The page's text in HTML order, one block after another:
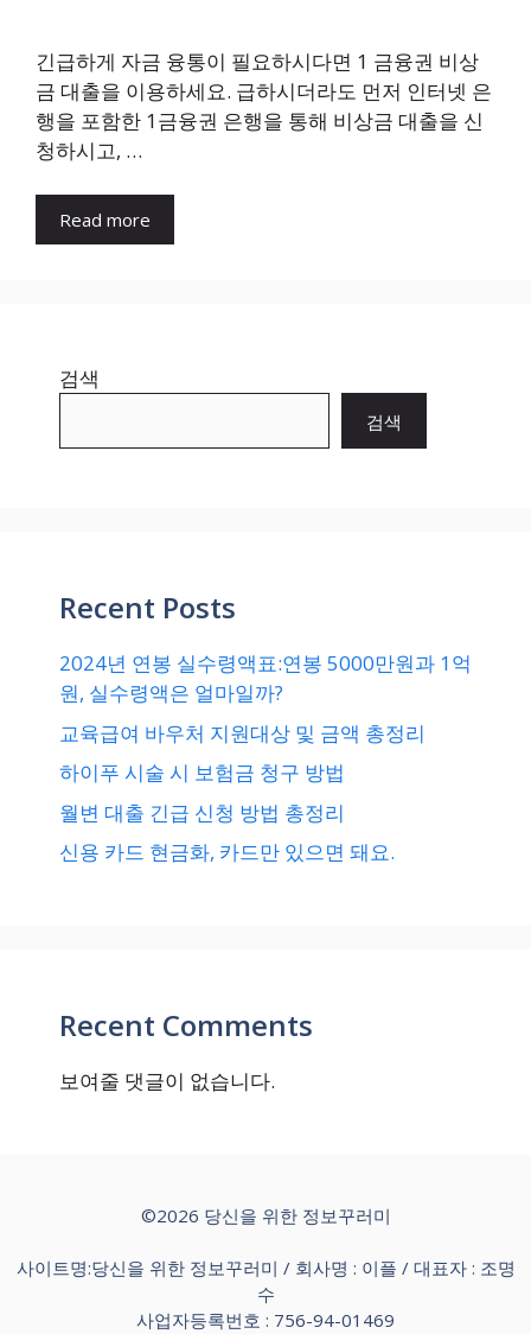
긴급하게 자금 융통이 필요하시다면 1 금융권 비상
금 대출을 이용하세요. 급하시더라도 먼저 인터넷 은
행을 포함한 1금융권 은행을 통해 비상금 대출을 신
청하시고, …
Read more
검색
검색
Recent Posts
2024년 연봉 실수령액표:연봉 5000만원과 1억
원, 실수령액은 얼마일까?
교육급여 바우처 지원대상 및 금액 총정리
하이푸 시술 시 보험금 청구 방법
월변 대출 긴급 신청 방법 총정리
신용 카드 현금화, 카드만 있으면 돼요.
Recent Comments
보여줄 댓글이 없습니다.
©2026 당신을 위한 정보꾸러미
사이트명:당신을 위한 정보꾸러미 / 회사명 : 이플 / 대표자 : 조명
수
사업자등록번호 : 756-94-01469